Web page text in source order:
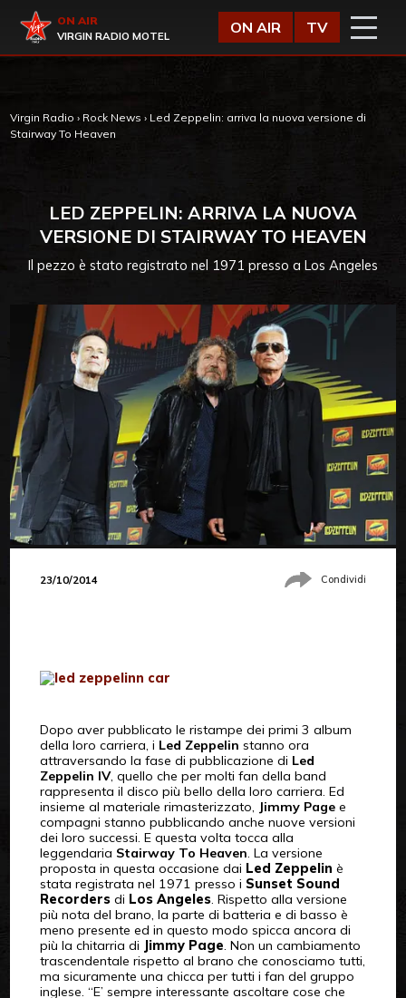
Virgin Radio
ON AIR
VIRGIN RADIO MOTEL
ON AIR TV
Virgin Radio › Rock News › Led Zeppelin: arriva la nuova versione di
Stairway To Heaven
LED ZEPPELIN: ARRIVA LA NUOVA
VERSIONE DI STAIRWAY TO HEAVEN
Il pezzo è stato registrato nel 1971 presso a Los Angeles
23/10/2014 Condividi
Dopo aver pubblicato le ristampe dei primi 3 album
della loro carriera, i Led Zeppelin stanno ora
attraversando la fase di pubblicazione di Led
Zeppelin IV, quello che per molti fan della band
rappresenta il disco più bello della loro carriera. Ed
insieme al materiale rimasterizzato, Jimmy Pagee
compagni stanno pubblicando anche nuove versioni
dei loro successi. E questa volta tocca alla
leggendaria Stairway To Heaven. La versione
proposta in questa occasione dai Led Zeppelin è
stata registrata nel 1971 presso i Sunset Sound
Recordersdi Los Angeles. Rispetto alla versione
più nota del brano, la parte di batteria e di basso è
meno presente ed in questo modo spicca ancora di
più la chitarria di Jimmy Page. Non un cambiamento
trascendentale rispetto al brano che conosciamo tutti,
ma sicuramente una chicca per tutti i fan del gruppo
inglese. “E’ sempre interessante ascoltare cose che